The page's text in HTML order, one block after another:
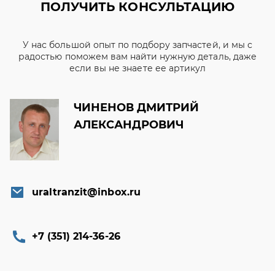
ПОЛУЧИТЬ КОНСУЛЬТАЦИЮ
У нас большой опыт по подбору запчастей, и мы с
радостью поможем вам найти нужную деталь, даже
если вы не знаете ее артикул
ЧИНЕНОВ ДМИТРИЙ
АЛЕКСАНДРОВИЧ
uraltranzit@inbox.ru
+7 (351) 214-36-26